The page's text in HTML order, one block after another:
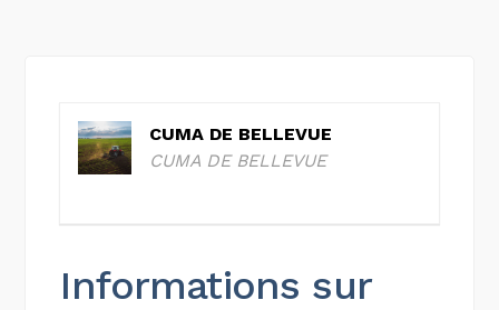
CUMA DE BELLEVUE
CUMA DE BELLEVUE
Informations sur